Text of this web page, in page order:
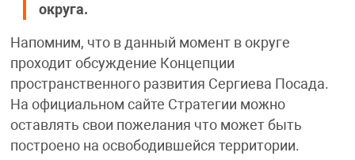
округа.
Напомним, что в данный момент в округе
проходит обсуждение Концепции
пространственного развития Сергиева Посада.
На официальном сайте Стратегии можно
оставлять свои пожелания что может быть
построено на освободившейся территории.